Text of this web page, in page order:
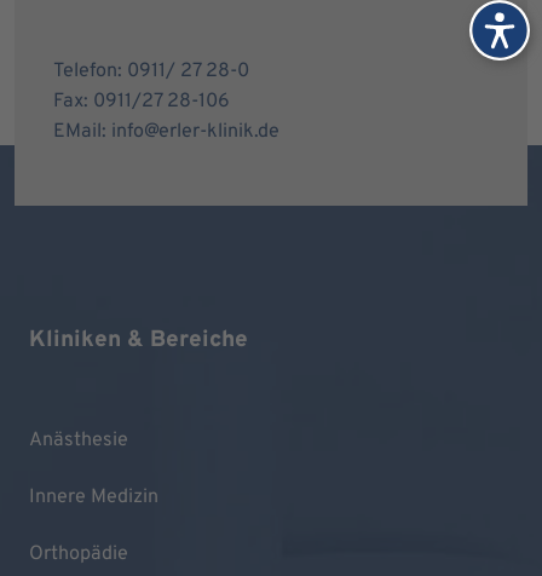
Telefon: 0911/ 27 28-0
Fax: 0911/27 28-106
EMail: info@erler-klinik.de
Kliniken & Bereiche
Anästhesie
Innere Medizin
Orthopädie